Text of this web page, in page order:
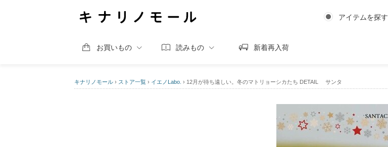
アイテムを探す
お買いもの 読みもの 新着再入荷
キナリノモール › ストア一覧 › イエノLabo. › 12月が待ち遠しい。冬のマトリョーシカたち DETAIL サンタ